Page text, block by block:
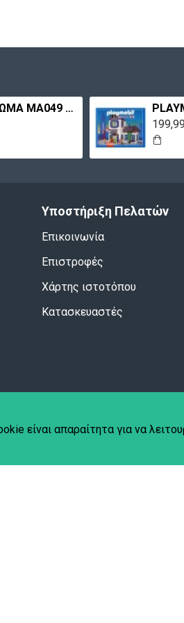
ΑΚΡΥΛΙΚΟ ΧΡΩΜΑ MA049 60ML ΠΕΤΡΟΛ ΑΝΟΙΧΤΟ MAXICOLOR
Υποστήριξη Πελατών
Επικοινωνία
Επιστροφές
Χάρτης ιστοτόπου
Κατασκευαστές
είναι απαραίτητα για να